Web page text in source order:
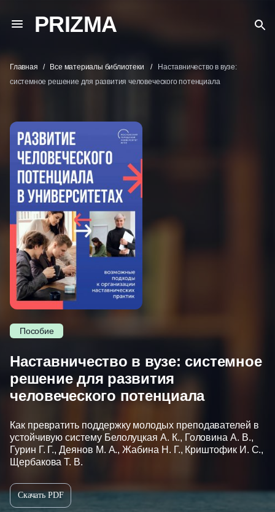
PRIZMA
Главная Все материалы библиотеки
Наставничество в вузе:
системное решение для развития человеческого потенциала
Пособие
Наставничество в вузе: системное
решение для развития
человеческого потенциала
Как превратить поддержку молодых преподавателей в
устойчивую систему Белолуцкая А. К., Головина А. В.,
Гурин Г. Г., Деянов М. А., Жабина Н. Г., Криштофик И. С.,
Щербакова Т. В.
Скачать PDF